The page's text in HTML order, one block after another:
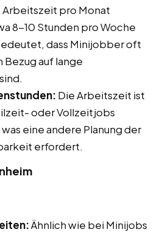
Arbeitszeit pro Monat
8-10 Stunden pro Woche
dass Minijobber oft
auf lange
Die Arbeitszeit ist
oder Vollzeitjobs
eine andere Planung der
erfordert.
Ähnlich wie bei Minijobs